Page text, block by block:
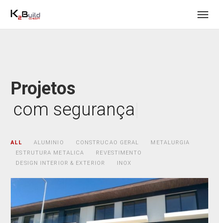
Projetos
c|
ALL ALUMINIO CONSTRUCAO GERAL
METALURGIA
ESTRUTURA METALICA
REVESTIMENTO
DESIGN INTERIOR & EXTERIOR
INOX